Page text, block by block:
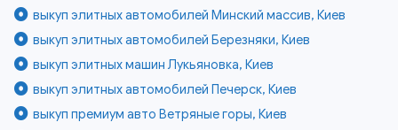
выкуп элитных автомобилей Минский массив, Киев
выкуп элитных автомобилей Березняки, Киев
выкуп элитных машин Лукьяновка, Киев
выкуп элитных автомобилей Печерск, Киев
выкуп премиум авто Ветряные горы, Киев